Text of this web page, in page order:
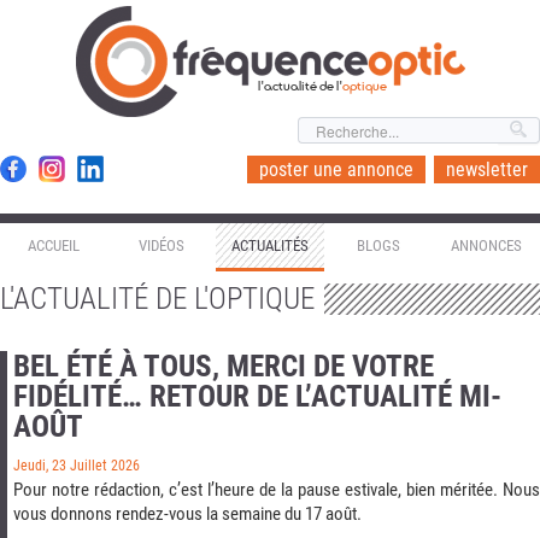
l'actualité de l'optique
poster une annonce newsletter
ACCUEIL VIDÉOS ACTUALITÉS BLOGS ANNONCES
L'ACTUALITÉ DE L'OPTIQUE
BEL ÉTÉ À TOUS, MERCI DE VOTRE
FIDÉLITÉ… RETOUR DE L’ACTUALITÉ MI-
AOÛT
Jeudi, 23 Juillet 2026
Pour notre rédaction, c’est l’heure de la pause estivale, bien méritée. Nous
vous donnons rendez-vous la semaine du 17 août.